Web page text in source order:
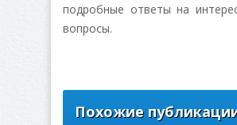
подробные ответы на
вопросы.
Похожие